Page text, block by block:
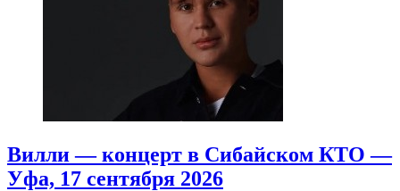
Вилли — концерт в Сибайском КТО —
Уфа, 17 сентября 2026